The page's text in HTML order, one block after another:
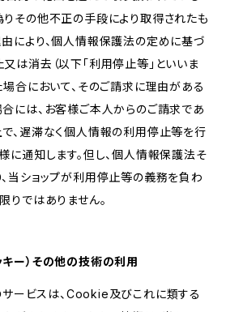
りその他不正の手段により取得されたも
により、個人情報保護法の定めに基づ
は消去（以下「利用停止等」といいま
場合において、そのご請求に理由がある
には、お客様ご本人からのご請求であ
、遅滞なく個人情報の利用停止等を行
に通知します。但し、個人情報保護法そ
当ショップが利用停止等の義務を負わ
りではありません。
ー）その他の技術の利用
のサービスは、Cookie及びこれに類する